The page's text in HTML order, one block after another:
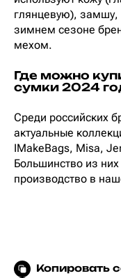
глянцевую), замшу,
зимнем сезоне
мехом.
Где можно
сумки 2024
Среди российских
актуальные
IMakeBags, Misa,
Большинство из
производство в
Копировать